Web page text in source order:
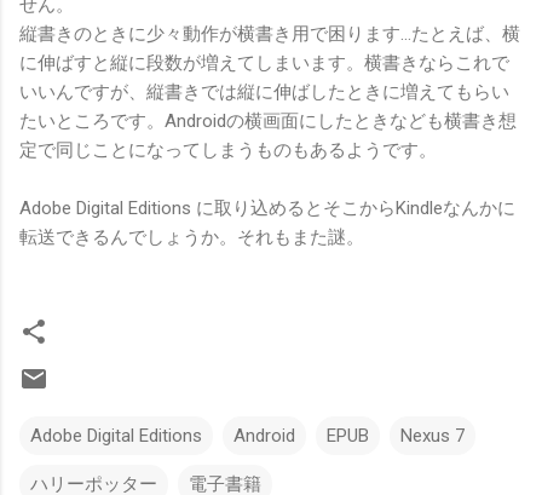
せん。
縦書きのときに少々動作が横書き用で困ります…たとえば、横
に伸ばすと縦に段数が増えてしまいます。横書きならこれで
いいんですが、縦書きでは縦に伸ばしたときに増えてもらい
たいところです。Androidの横画面にしたときなども横書き想
定で同じことになってしまうものもあるようです。
Adobe Digital Editions に取り込めるとそこからKindleなんかに
転送できるんでしょうか。それもまた謎。
Adobe Digital Editions Android EPUB Nexus 7
ハリーポッター 電子書籍